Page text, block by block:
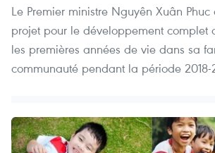
Le Premier ministre Nguyên Xuân
projet pour le développement complet
les premières années de vie dans sa
communauté pendant la période 2018-